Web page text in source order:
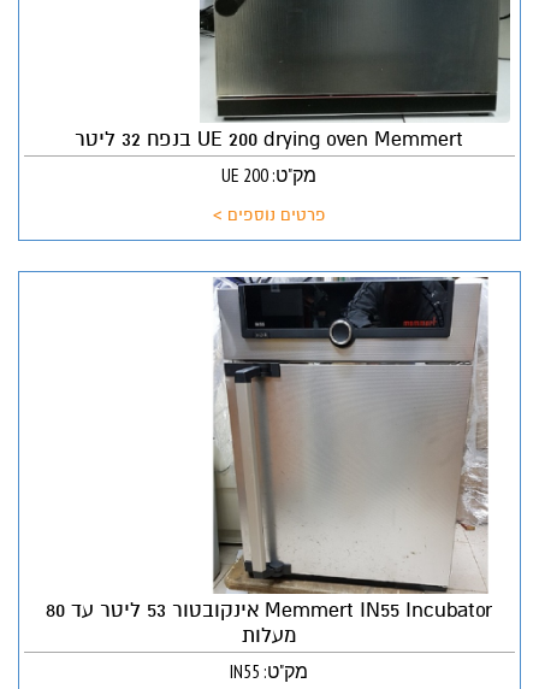
UE 200 drying oven Memmert בנפח 32 ליטר
מק"ט: UE 200
פרטים נוספים >
Memmert IN55 Incubator אינקובטור 53 ליטר עד 80
מעלות
מק"ט: IN55